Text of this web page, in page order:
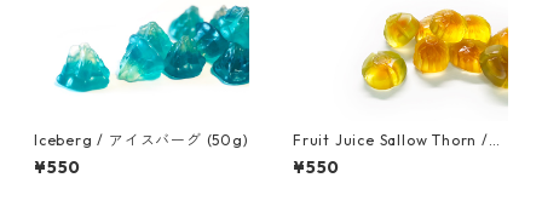
Iceberg / アイスバーグ (50g)
¥550
Fruit Juice Sallow Thorn /
フルーツジュース・サロウソ
ーン（サジー）(50g)
¥550